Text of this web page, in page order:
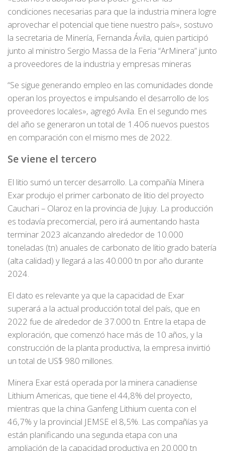
condiciones necesarias para que la industria minera logre
aprovechar el potencial que tiene nuestro país», sostuvo
la secretaria de Minería, Fernanda Ávila, quien participó
junto al ministro Sergio Massa de la Feria “ArMinera” junto
a proveedores de la industria y empresas mineras
“Se sigue generando empleo en las comunidades donde
operan los proyectos e impulsando el desarrollo de los
proveedores locales», agregó Avila. En el segundo mes
del año se generaron un total de 1.406 nuevos puestos
en comparación con el mismo mes de 2022.
Se viene el tercero
El litio sumó un tercer desarrollo. La compañía Minera
Exar produjo el primer carbonato de litio del proyecto
Cauchari – Olaroz en la provincia de Jujuy. La producción
es todavía precomercial, pero irá aumentando hasta
terminar 2023 alcanzando alrededor de 10.000
toneladas (tn) anuales de carbonato de litio grado batería
(alta calidad) y llegará a las 40.000 tn por año durante
2024.
El dato es relevante ya que la capacidad de Exar
superará a la actual producción total del país, que en
2022 fue de alrededor de 37.000 tn. Entre la etapa de
exploración, que comenzó hace más de 10 años, y la
construcción de la planta productiva, la empresa invirtió
un total de US$ 980 millones.
Minera Exar está operada por la minera canadiense
Lithium Americas, que tiene el 44,8% del proyecto,
mientras que la china Ganfeng Lithium cuenta con el
46,7% y la provincial JEMSE el 8,5%. Las compañías ya
están planificando una segunda etapa con una
ampliación de la capacidad productiva en 20.000 tn